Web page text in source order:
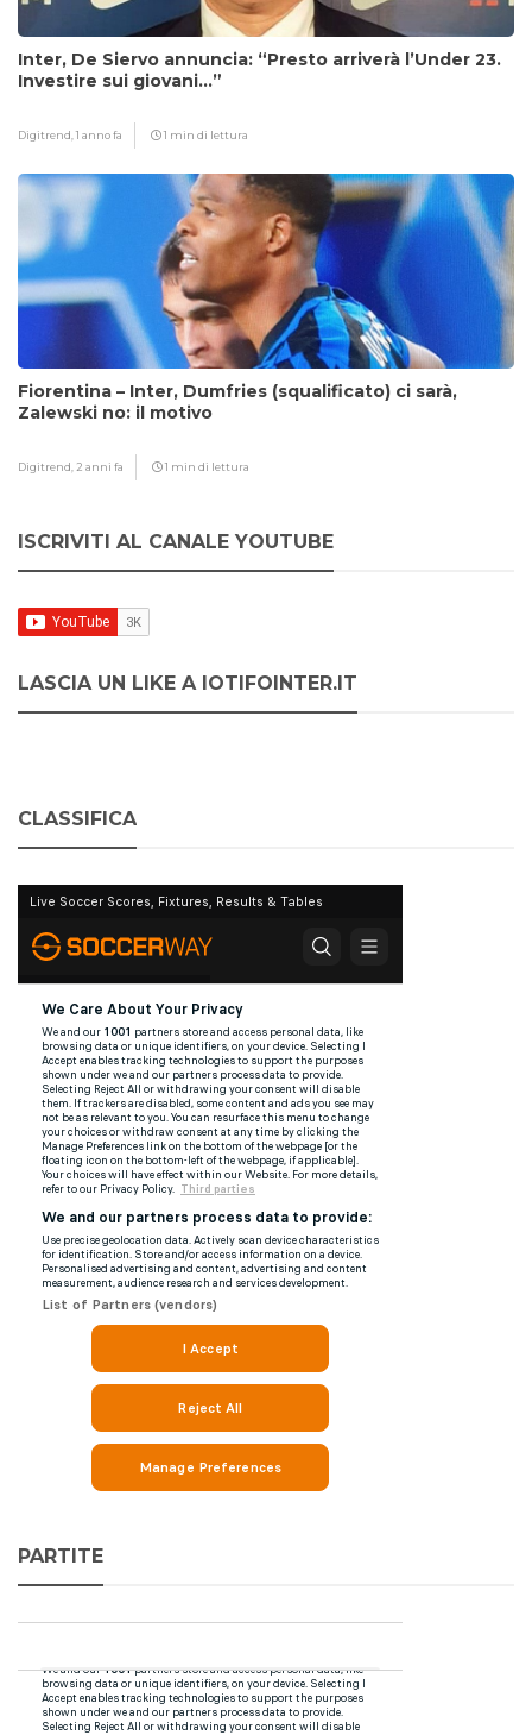
Inter, De Siervo annuncia: “Presto arriverà l’Under 23.
Investire sui giovani…”
Digitrend,1 anno fa 1 min di lettura
Fiorentina – Inter, Dumfries (squalificato) ci sarà,
Zalewski no: il motivo
Digitrend, 2 anni fa 1 min di lettura
ISCRIVITI AL CANALE YOUTUBE
LASCIA UN LIKE A IOTIFOINTER.IT
CLASSIFICA
PARTITE